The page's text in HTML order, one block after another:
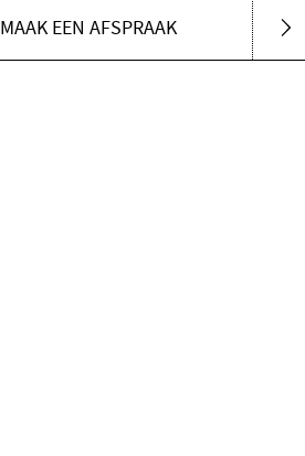
MAAK EEN AFSPRAAK